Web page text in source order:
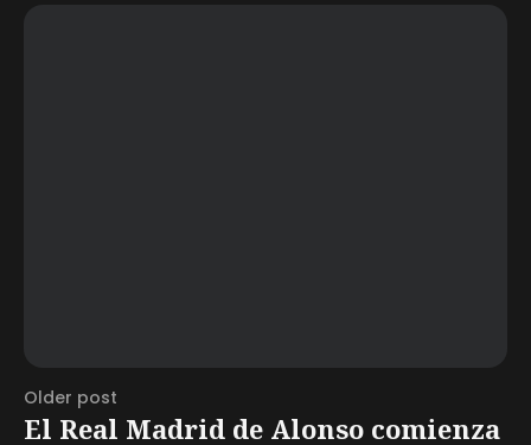
Older post
El Real Madrid de Alonso comienza